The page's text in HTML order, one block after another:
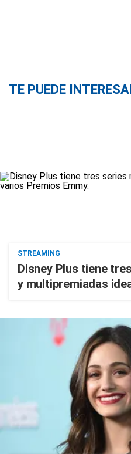
TE PUEDE
STREAMING
Disney Plus tiene
y multipremiadas